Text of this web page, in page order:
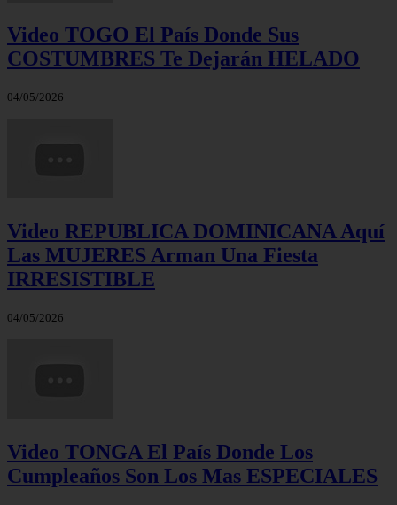
Video TOGO El País Donde Sus
COSTUMBRES Te Dejarán HELADO
04/05/2026
Video REPUBLICA DOMINICANA Aquí
Las MUJERES Arman Una Fiesta
IRRESISTIBLE
04/05/2026
Video TONGA El País Donde Los
Cumpleaños Son Los Mas ESPECIALES